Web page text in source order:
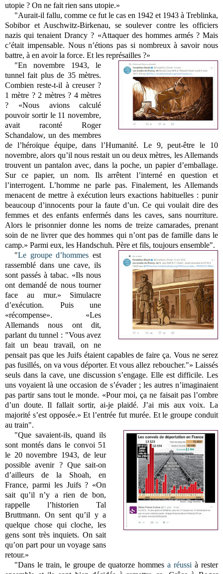
utopie ? On ne fait rien sans utopie.»
"Aurait-il fallu, comme ce fut le cas en 1942 et 1943 à Treblinka,
Sobibor et Auschwitz-Birkenau, se soulever contre les officiers
nazis qui tenaient Drancy ? «Attaquer des hommes armés ? Mais
c’était impensable. Nous n’étions pas si nombreux à savoir nous
battre, à en avoir la force. Et les représailles ?»
"En novembre 1943, le
tunnel fait plus de 35 mètres.
Combien reste-t-il à creuser ?
1 mètre ? 2 mètres ? 4 mètres
? «Nous avions calculé
pouvoir sortir le 11 novembre,
avait raconté Roger
Schandalow, un des membres
de l’héroïque équipe, dans l’Humanité. Le 9, peut-être le 10
novembre, alors qu’il nous restait un ou deux mètres, les Allemands
trouvent un pantalon avec, dans la poche, un papier d’emballage.
Sur ce papier, un nom. Ils arrêtent l’interné en question et
l’interrogent. L’homme ne parle pas. Finalement, les Allemands
menacent de mettre à exécution leurs exactions habituelles : punir
beaucoup d’innocents pour la faute d’un. Ce qui voulait dire des
femmes et des enfants enfermés dans les caves, sans nourriture.
Alors le prisonnier donne les noms de treize camarades, prenant
soin de ne livrer que des hommes qui n’ont pas de famille dans le
camp.» Parmi eux, les Handschuh. Père et fils, toujours ensemble".
"Le groupe d’hommes est
rassemblé dans une cave, ils
sont passés à tabac. «Ils nous
ont demandé de nous tourner
face au mur.» Simulacre
d’exécution. Puis une
«récompense». «Les
Allemands nous ont dit,
parlant du tunnel : "Vous avez
fait un beau travail, on ne
pensait pas que les Juifs étaient capables de faire ça. Vous ne serez
pas fusillés, on va vous déporter. Et vous allez reboucher."» Laissés
seuls dans la cave, une discussion s’engage. Elle est difficile. Les
uns voyaient là une occasion de s’évader ; les autres n’imaginaient
pas partir sans tout le monde. «Pour moi, ça ne faisait pas l’ombre
d’un doute. Il fallait sortir, ai-je plaidé. J’ai mis aux voix. La
majorité s’est opposée.» Et l’entrée fut murée. Et le groupe conduit
au train".
"Que savaient-ils, quand ils
sont montés dans le convoi 51
le 20 novembre 1943, de leur
possible avenir ? Que sait-on
d’ailleurs de la Shoah, en
France, parmi les Juifs ? «On
sait qu’il n’y a rien de bon,
rappelle l’historien Tal
Bruttmann. On sent qu’il y a
quelque chose qui cloche, les
gens sont très inquiets. On sait
qu’on part pour un voyage sans
retour.»
"Dans le train, le groupe de quatorze hommesa réussi à rester